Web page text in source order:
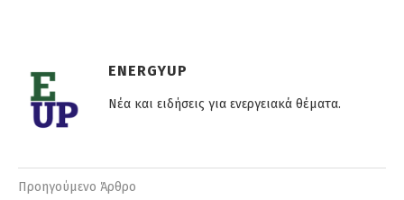
ENERGYUP
Νέα και ειδήσεις για ενεργειακά θέματα.
Προηγούμενο Άρθρο